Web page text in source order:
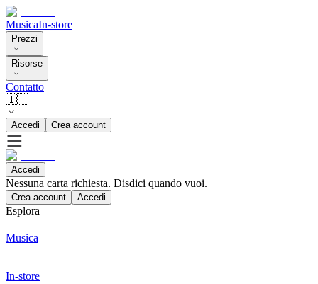
MusicaIn-store
Prezzi
Risorse
Contatto
🇮🇹
Accedi Crea account
Accedi
Nessuna carta richiesta. Disdici quando vuoi.
Crea account Accedi
Esplora
Musica
In-store